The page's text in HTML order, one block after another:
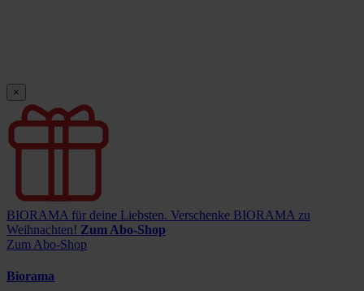
×
BIORAMA für deine Liebsten. Verschenke BIORAMA zu
Weihnachten! Zum Abo-Shop
Zum Abo-Shop
Biorama